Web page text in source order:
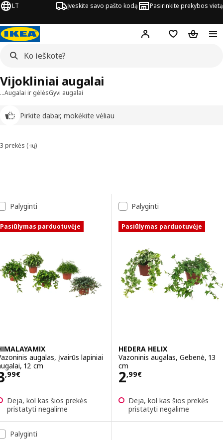
LT Įveskite savo pašto kodą Pasirinkite prekybos vietą
Hej! Prisijungti
Pageidavimų
Pirkinių
…Augalai ir gėlėsGyvi augalai
Pirkite dabar, mokėkite vėliau
Vijokliniai augalai
Rūšiuoti ir filtruoti
3 prekės (-ių)
Rezultatų sąrašas
Palyginti
Pasiūlymas parduotuvėje
augalas, įvairūs lapiniai
12 cm
,99€ 3,99€
Deja, kol kas šios prekės
pristatyti negalime
Palyginti
Pasiūlymas parduotuvėje
HEDERA HELIX
Vazoninis augalas, Gebenė, 13
cm
2,99€
Kaina 2,99€
Deja, kol kas šios prekės
pristatyti negalime
Palyginti